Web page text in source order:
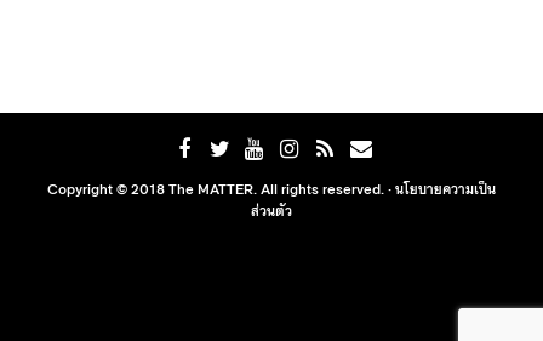
Copyright © 2018 The MATTER. All rights reserved. ·นโยบายความเป็น
ส่วนตัว